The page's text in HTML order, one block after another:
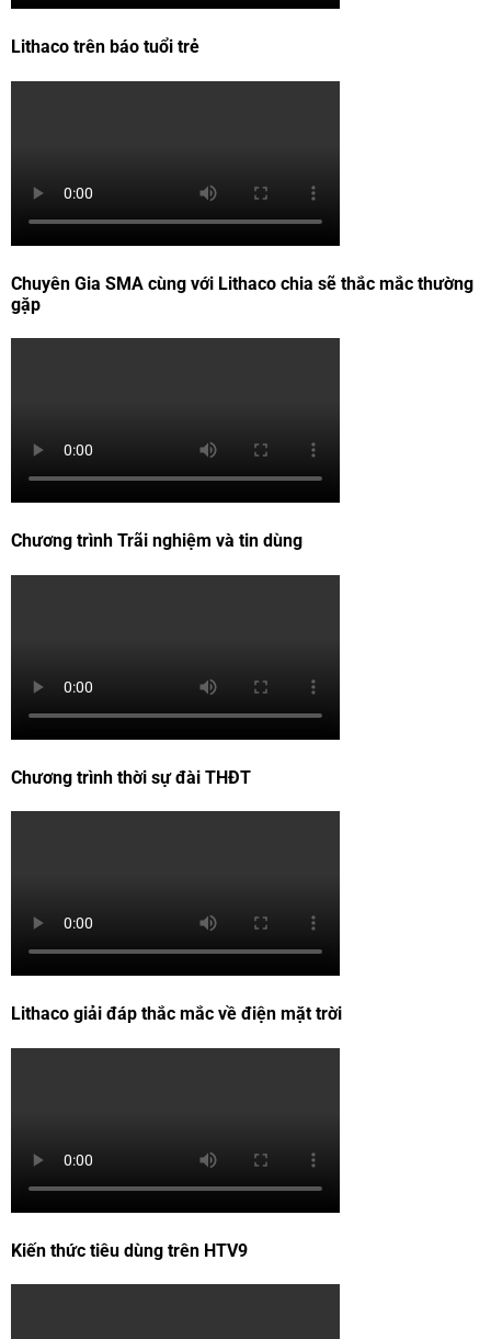
Lithaco trên báo tuổi trẻ
Chuyên Gia SMA cùng với Lithaco chia sẽ thắc mắc thường
gặp
Chương trình Trãi nghiệm và tin dùng
Chương trình thời sự đài THĐT
Lithaco giải đáp thắc mắc về điện mặt trời
Kiến thức tiêu dùng trên HTV9